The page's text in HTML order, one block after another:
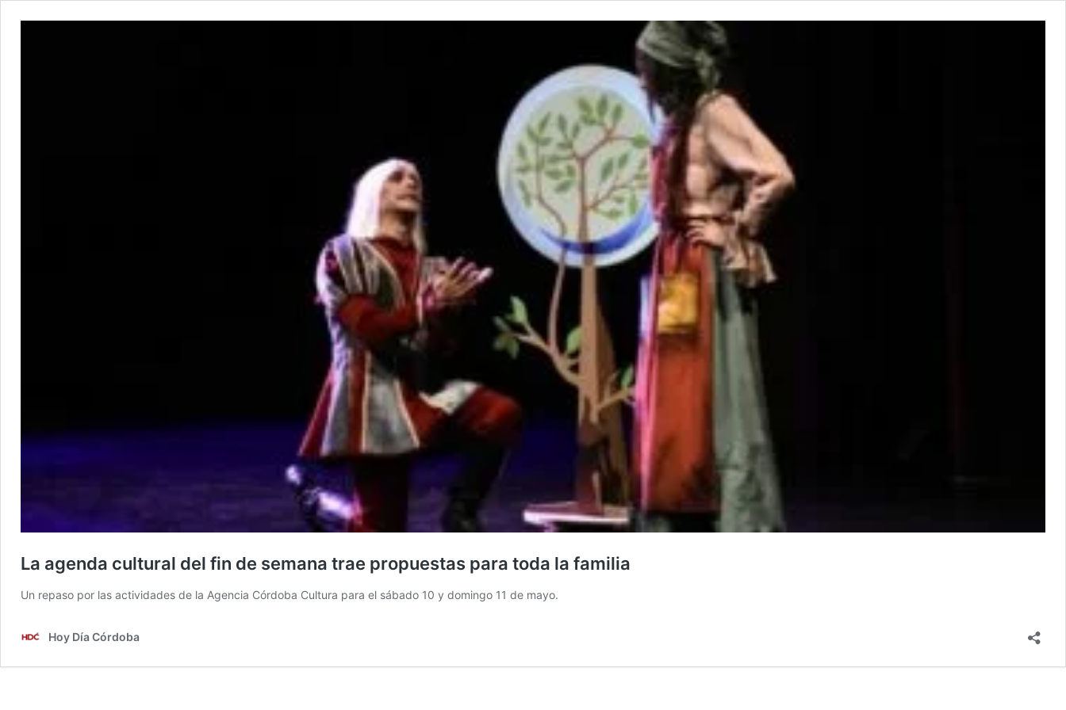
La agenda cultural del fin de semana trae propuestas para toda la familia
Un repaso por las actividades de la Agencia Córdoba Cultura para el sábado 10 y domingo 11 de mayo.
Hoy Día Córdoba